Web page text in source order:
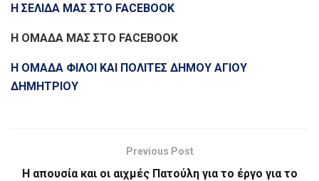
Η ΣΕΛΙΔΑ ΜΑΣ ΣΤΟ FACEBOOK
Η ΟΜΑΔΑ ΜΑΣ ΣΤΟ FACEBOOK
Η ΟΜΑΔΑ ΦΙΛΟΙ ΚΑΙ ΠΟΛΙΤΕΣ ΔΗΜΟΥ ΑΓΙΟΥ
ΔΗΜΗΤΡΙΟΥ
Previous Post
Η απουσία και οι αιχμές Πατούλη για το έργο για το